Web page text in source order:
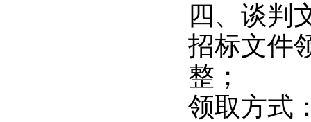
四、谈判
招标文件
整；
领取方式